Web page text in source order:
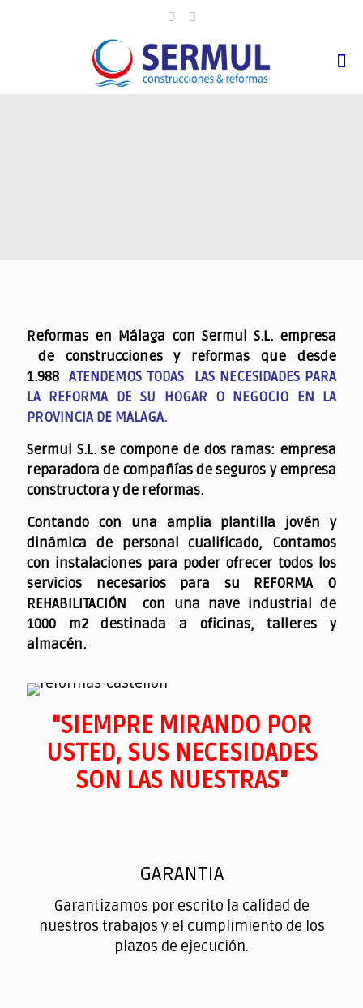
Reformas en Málaga con Sermul S.L. empresa
de construcciones y reformas que desde
1.988ATENDEMOS TODAS LAS NECESIDADES PARA
LA REFORMA DE SU HOGAR O NEGOCIO EN LA
PROVINCIA DE MALAGA.
Sermul S.L. se compone de dos ramas: empresa
reparadora de compañías de seguros y empresa
constructora y de reformas.
Contando con una amplia plantilla jovén y
dinámica de personal cualificado, Contamos
con instalaciones para poder ofrecer todos los
servicios necesarios para su REFORMA O
REHABILITACIÓN con una nave industrial de
1000 m2 destinada a oficinas, talleres y
almacén.
"SIEMPRE MIRANDO POR
USTED, SUS NECESIDADES
SON LAS NUESTRAS"
GARANTIA
Garantizamos por escrito la calidad de
nuestros trabajos y el cumplimiento de los
plazos de ejecución.